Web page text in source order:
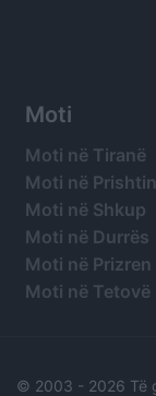
Moti
Moti në Tiranë
Moti në
Moti në Shkup
Moti në Durrës
Moti në Prizren
Moti në Tetovë
© 2003 - 2026 Të